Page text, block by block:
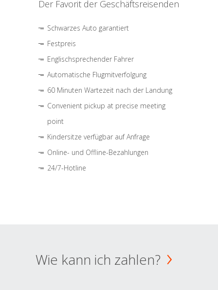
Der Favorit der Geschäftsreisenden
Schwarzes Auto garantiert
Festpreis
Englischsprechender Fahrer
Automatische Flugmitverfolgung
60 Minuten Wartezeit nach der Landung
Convenient pickup at precise meeting
point
Kindersitze verfügbar auf Anfrage
Online- und Offline-Bezahlungen
24/7-Hotline
Wie kann ich zahlen?